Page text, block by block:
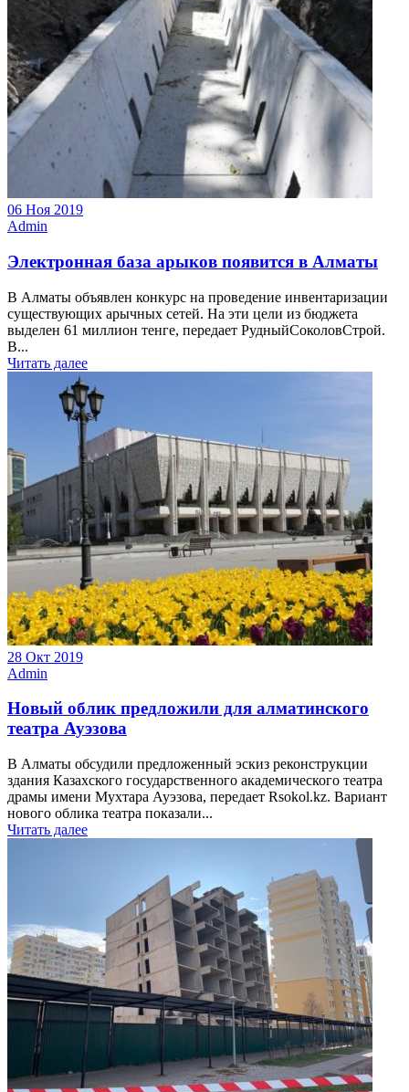
06 Ноя 2019
Admin
Электронная база арыков появится в Алматы
В Алматы объявлен конкурс на проведение инвентаризации
существующих арычных сетей. На эти цели из бюджета
выделен 61 миллион тенге, передает РудныйСоколовСтрой.
В...
Читать далее
28 Окт 2019
Admin
Новый облик предложили для алматинского
театра Ауэзова
В Алматы обсудили предложенный эскиз реконструкции
здания Казахского государственного академического театра
драмы имени Мухтара Ауэзова, передает Rsokol.kz. Вариант
нового облика театра показали...
Читать далее